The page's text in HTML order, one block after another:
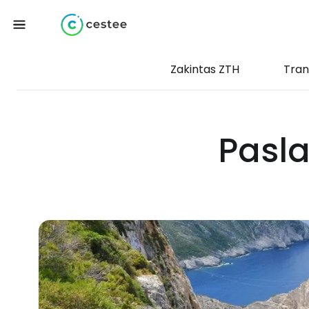
Zakintas ZTH